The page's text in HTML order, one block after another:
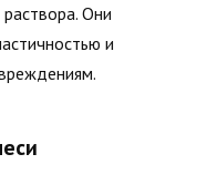
Они
и